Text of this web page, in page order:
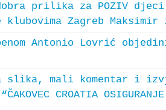
prilika za POZIV
klubovima Zagreb Maksimir
Antonio Lovrić
slika, mali komentar i
CROATIA OSIGURANJE